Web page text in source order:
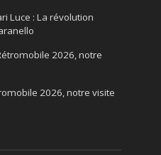
Luce : La révolution
2026, notre
2026, notre visite